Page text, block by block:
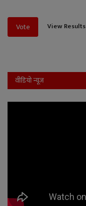
Vote View Results
वीडियो न्यूज